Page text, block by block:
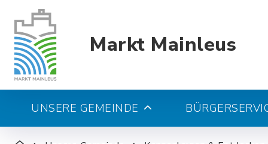
Markt Mainleus
UNSERE GEMEINDE